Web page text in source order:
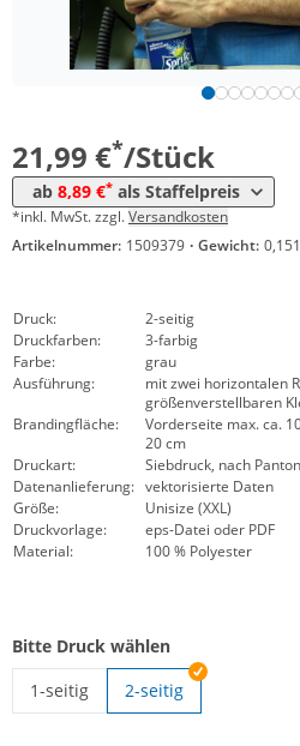
21,99 €*/Stück
ab 8,89 €* als Staffelpreis
ab 300 Stück
*inkl. MwSt. zzgl.Versandkosten
Artikelnummer: 1509379 · Gewicht:
Druck:
2-seitig
Druckfarben:
3-farbig
Farbe:
grau
Ausführung:
mit zwei horizontalen
größenverstellbaren
Brandingfläche:
Vorderseite max. ca.
20 cm
Druckart:
Siebdruck, nach
Datenanlieferung: vektorisierte Daten
Größe:
Unisize (XXL)
Druckvorlage:
eps-Datei oder PDF
Material:
100 % Polyester
Bitte Druck wählen
1-seitig
2-seitig